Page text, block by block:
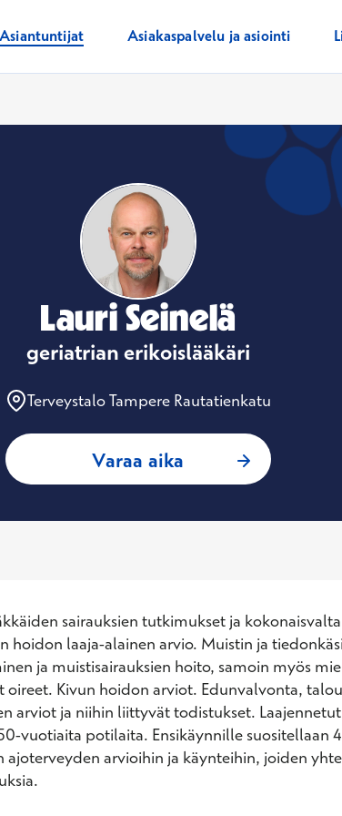
Asiantuntijat Asiakaspalvelu ja asiointi
Lauri Seinelä
geriatrian erikoislääkäri
Terveystalo Tampere Rautatienkatu
Varaa aika : Lauri Seinelä,
sairauksien tutkimukset ja
hoidon laaja-alainen arvio. Muistin ja
ja muistisairauksien hoito, samoin myös
Kivun hoidon arviot. Edunvalvonta,
arviot ja niihin liittyvät todistukset.
vuotiaita potilaita. Ensikäynnille suositellaan
ajoterveyden arvioihin ja käynteihin, joiden